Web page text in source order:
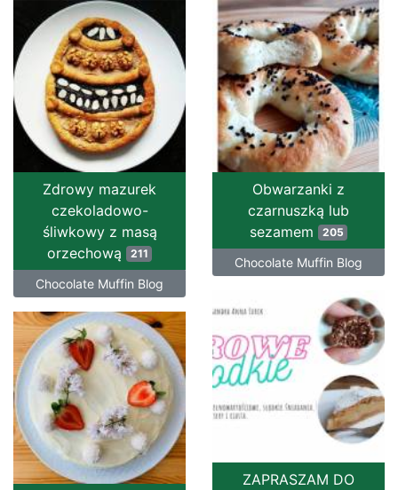
Zdrowy mazurek
czekoladowo-
śliwkowy z masą
orzechową
211
Chocolate Muffin Blog
Obwarzanki z
czarnuszką lub
sezamem
205
Chocolate Muffin Blog
ZAPRASZAM DO